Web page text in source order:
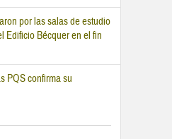
por las salas de estudio
Edificio Bécquer en el fin
PQS confirma su